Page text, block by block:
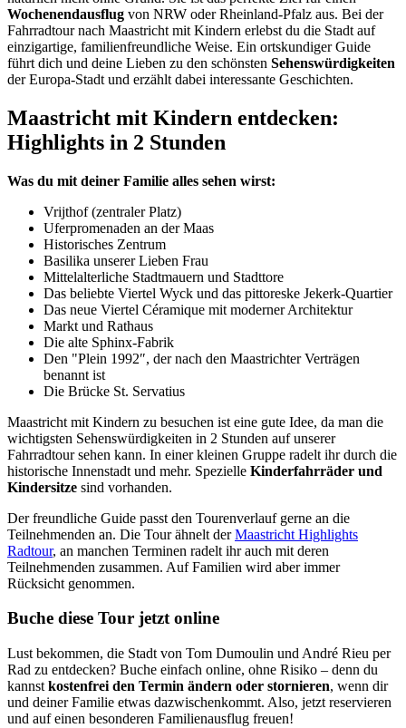
Wochenendausflug von NRW oder Rheinland-Pfalz aus. Bei der
Fahrradtour nach Maastricht mit Kindern erlebst du die Stadt auf
einzigartige, familienfreundliche Weise. Ein ortskundiger Guide
führt dich und deine Lieben zu den schönsten Sehenswürdigkeiten
der Europa-Stadt und erzählt dabei interessante Geschichten.
Maastricht mit Kindern entdecken:
Highlights in 2 Stunden
Was du mit deiner Familie alles sehen wirst:
Vrijthof (zentraler Platz)
Uferpromenaden an der Maas
Historisches Zentrum
Basilika unserer Lieben Frau
Mittelalterliche Stadtmauern und Stadttore
Das beliebte Viertel Wyck und das pittoreske Jekerk-Quartier
Das neue Viertel Céramique mit moderner Architektur
Markt und Rathaus
Die alte Sphinx-Fabrik
Den "Plein 1992″, der nach den Maastrichter Verträgen
benannt ist
Die Brücke St. Servatius
Maastricht mit Kindern zu besuchen ist eine gute Idee, da man die
wichtigsten Sehenswürdigkeiten in 2 Stunden auf unserer
Fahrradtour sehen kann. In einer kleinen Gruppe radelt ihr durch die
historische Innenstadt und mehr. Spezielle Kinderfahrräder und
Kindersitze sind vorhanden.
Der freundliche Guide passt den Tourenverlauf gerne an die
Teilnehmenden an. Die Tour ähnelt derMaastricht Highlights
Radtour, an manchen Terminen radelt ihr auch mit deren
Teilnehmenden zusammen. Auf Familien wird aber immer
Rücksicht genommen.
Buche diese Tour jetzt online
Lust bekommen, die Stadt von Tom Dumoulin und André Rieu per
Rad zu entdecken? Buche einfach online, ohne Risiko – denn du
kannst kostenfrei den Termin ändern oder stornieren, wenn dir
und deiner Familie etwas dazwischenkommt. Also, jetzt reservieren
und auf einen besonderen Familienausflug freuen!